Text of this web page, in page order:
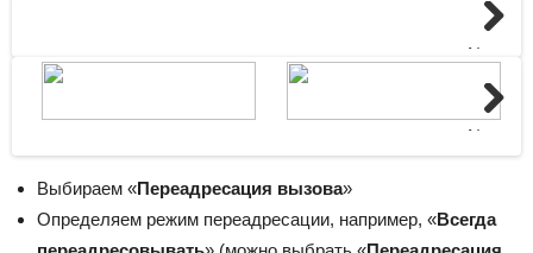
Next
Next
Выбираем «Переадресация вызова»
Определяем режим переадресации, например, «Всегда